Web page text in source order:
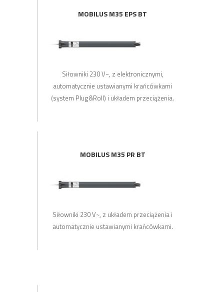
MOBILUS M35 EPS BT
Siłowniki 230 V~, z elektronicznymi,
automatycznie ustawianymi krańcówkami
(system Plug&Roll) i układem przeciążenia.
MOBILUS M35 PR BT
Siłowniki 230 V~, z układem przeciążenia i
automatycznie ustawianymi krańcówkami.